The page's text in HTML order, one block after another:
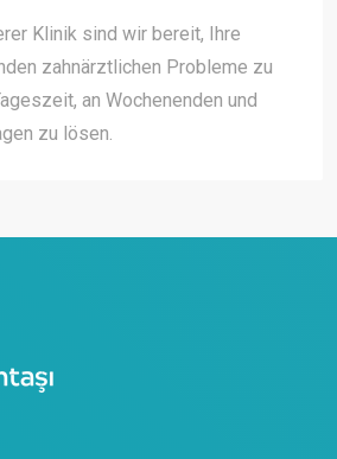
Klinik sind wir bereit, Ihre
zahnärztlichen Probleme zu
an Wochenenden und
zu lösen.